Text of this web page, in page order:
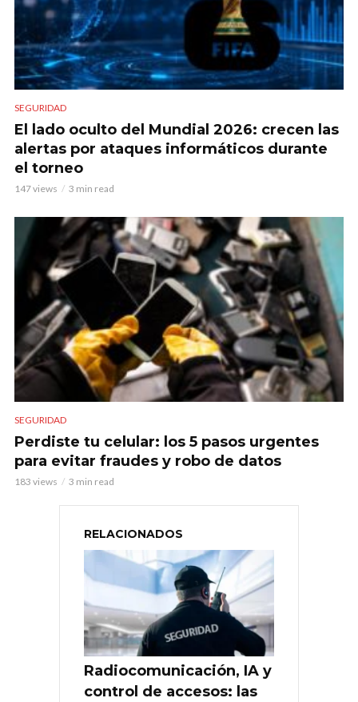
SEGURIDAD
El lado oculto del Mundial 2026: crecen las
alertas por ataques informáticos durante
el torneo
147 views 3 min read
SEGURIDAD
Perdiste tu celular: los 5 pasos urgentes
para evitar fraudes y robo de datos
183 views 3 min read
RELACIONADOS
Radiocomunicación, IA y
control de accesos: las